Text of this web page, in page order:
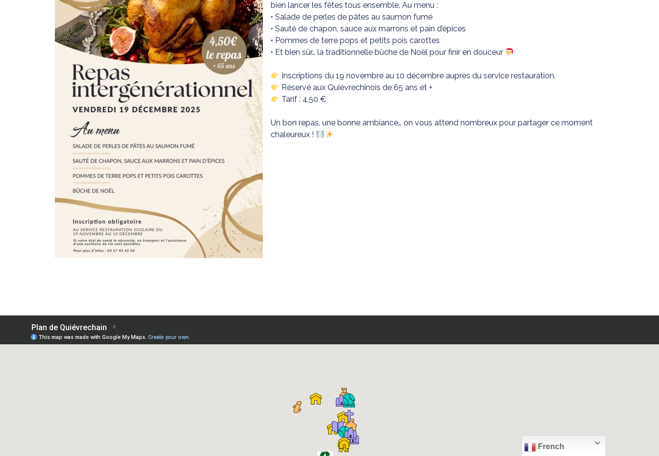
bien lancer les fêtes tous ensemble. Au menu :
• Salade de perles de pâtes au saumon fumé
• Sauté de chapon, sauce aux marrons et pain d’épices
• Pommes de terre pops et petits pois carottes
• Et bien sûr… la traditionnelle bûche de Noël pour finir en douceur
Inscriptions du 19 novembre au 10 décembre auprès du service restauration.
Réservé aux Quiévrechinois de 65 ans et +
Tarif : 4,50 €
Un bon repas, une bonne ambiance… on vous attend nombreux pour partager ce moment
chaleureux !
French